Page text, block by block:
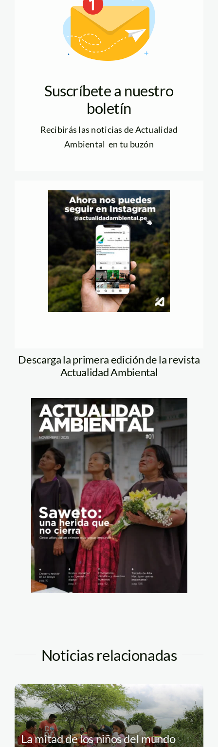
Suscríbete a nuestro
boletín
Recibirás las noticias de Actualidad
Ambiental en tu buzón
Descarga la primera edición de la revista
Actualidad Ambiental
Noticias relacionadas
La mitad de los niños del mundo